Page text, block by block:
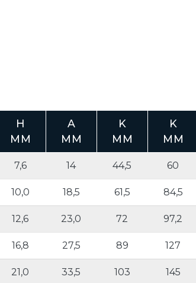
H
MM
A
MM
K
MM
K
MM
7,6 14 44,5 60
10,0 18,5 61,5 84,5
12,6 23,0 72 97,2
16,8 27,5 89 127
21,0 33,5 103 145